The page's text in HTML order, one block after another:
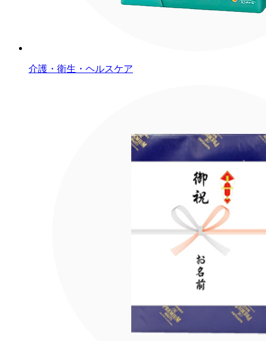
介護・衛生・ヘルスケア